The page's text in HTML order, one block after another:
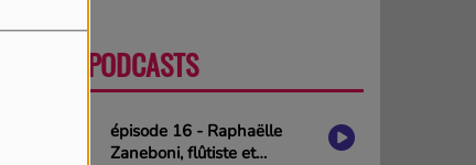
PODCASTS
épisode 16 - Raphaëlle
Zaneboni, flûtiste et